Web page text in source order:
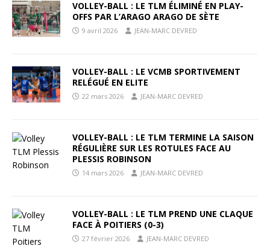
VOLLEY-BALL : LE TLM ÉLIMINÉ EN PLAY-
OFFS PAR L’ARAGO ARAGO DE SÈTE
9 avril 2026 JEAN-MARC DEVRED
VOLLEY-BALL : LE VCMB SPORTIVEMENT
RELÉGUÉ EN ELITE
22 mars 2026 JEAN-MARC DEVRED
VOLLEY-BALL : LE TLM TERMINE LA SAISON
RÉGULIÈRE SUR LES ROTULES FACE AU
PLESSIS ROBINSON
14 mars 2026 JEAN-MARC DEVRED
VOLLEY-BALL : LE TLM PREND UNE CLAQUE
FACE À POITIERS (0-3)
27 février 2026 JEAN-MARC DEVRED